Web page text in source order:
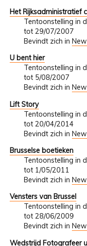
Het Rijksadministratief
Tentoonstelling in
tot 29/07/2007
Bevindt zich in
U bent hier
Tentoonstelling in
tot 5/08/2007
Bevindt zich in
Lift Story
Tentoonstelling in
tot 20/04/2014
Bevindt zich in
Brusselse boetieken
Tentoonstelling in
tot 1/05/2011
Bevindt zich in
Vensters van Brussel
Tentoonstelling in
tot 28/06/2009
Bevindt zich in
Wedstrijd Fotografeer